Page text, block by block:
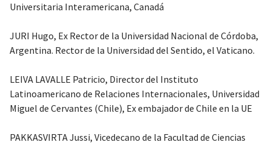
Universitaria Interamericana, Canadá
JURI Hugo, Ex Rector de la Universidad Nacional de Córdoba,
Argentina. Rector de la Universidad del Sentido, el Vaticano.
LEIVA LAVALLE Patricio, Director del Instituto
Latinoamericano de Relaciones Internacionales, Universidad
Miguel de Cervantes (Chile), Ex embajador de Chile en la UE
PAKKASVIRTA Jussi, Vicedecano de la Facultad de Ciencias